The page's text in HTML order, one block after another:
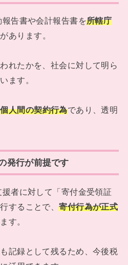
告書や会計報告書を所轄庁
があります。
れたかを、社会に対して明ら
ます。
個人間の契約行為であり、透明
発行が前提です
者に対して「寄付金受領証
することで、寄付行為が正式
す。
記録として残るため、今後税